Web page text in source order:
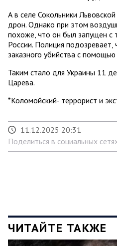
А в селе Сокольники
дрон. Однако при этом
похоже, что он был запущен с
России. Полиция
заказного убийства с
Таким стало для Украины 11
Царева.
*Коломойский- террорист и
11.12.2025 20:31
Поделиться в социальных
ЧИТАЙТЕ ТАКЖЕ